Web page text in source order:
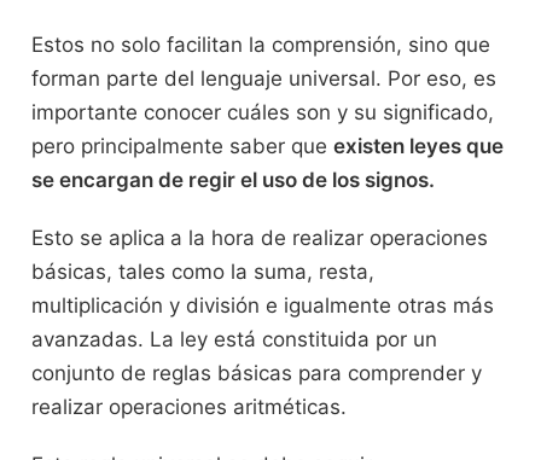
Estos no solo facilitan la comprensión, sino que
forman parte del lenguaje universal. Por eso, es
importante conocer cuáles son y su significado,
pero principalmente saber que existen leyes que
se encargan de regir el uso de los signos.
Esto se aplica a la hora de realizar operaciones
básicas, tales como la suma, resta,
multiplicación y división e igualmente otras más
avanzadas. La ley está constituida por un
conjunto de reglas básicas para comprender y
realizar operaciones aritméticas.